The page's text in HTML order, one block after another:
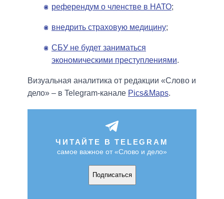
референдум о членстве в НАТО;
внедрить страховую медицину;
СБУ не будет заниматься
экономическими преступлениями.
Визуальная аналитика от редакции «Слово и
дело» – в Telegram-канале Pics&Maps.
ЧИТАЙТЕ В TELEGRAM
самое важное от «Слово и дело»
Подписаться